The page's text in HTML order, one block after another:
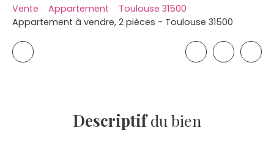
Vente Appartement
Toulouse 31500
Appartement à vendre, 2 pièces - Toulouse 31500
Descriptifdu bien